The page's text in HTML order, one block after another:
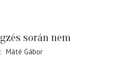
során nem
Máté Gábor